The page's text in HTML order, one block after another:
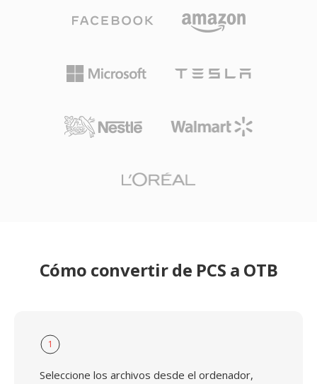
Cómo convertir de PCS a OTB
1
Seleccione los archivos desde el ordenador,